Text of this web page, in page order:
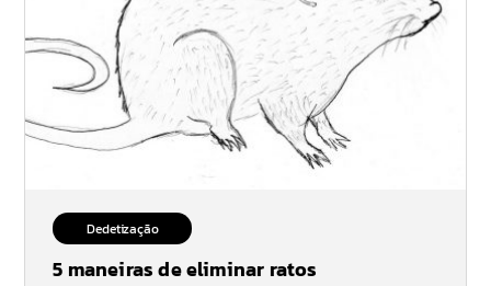
Dedetização
5 maneiras de eliminar ratos